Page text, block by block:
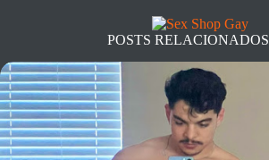
POSTS RELACIONADOS